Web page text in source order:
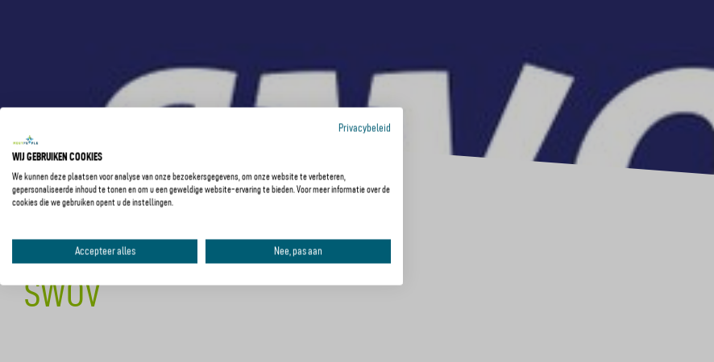
SWOV
Privacybeleid
WIJ GEBRUIKEN COOKIES
We kunnen deze plaatsen voor analyse van onze bezoekersgegevens, om onze website te verbeteren,
gepersonaliseerde inhoud te tonen en om u een geweldige website-ervaring te bieden. Voor meer informatie over de
cookies die we gebruiken opent u de instellingen.
Accepteer alles Nee, pas aan